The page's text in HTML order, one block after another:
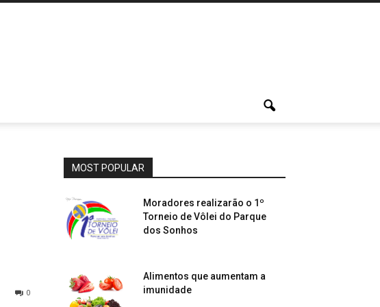
0
MOST POPULAR
Moradores realizarão o 1º
Torneio de Vôlei do Parque
dos Sonhos
Alimentos que aumentam a
imunidade